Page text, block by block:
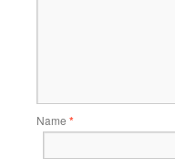
Name *